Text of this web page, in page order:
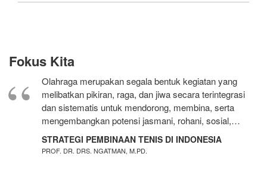
Fokus Kita
Olahraga merupakan segala bentuk kegiatan yang
melibatkan pikiran, raga, dan jiwa secara terintegrasi
dan sistematis untuk mendorong, membina, serta
mengembangkan potensi jasmani, rohani, sosial,…
STRATEGI PEMBINAAN TENIS DI INDONESIA
PROF. DR. DRS. NGATMAN, M.PD.